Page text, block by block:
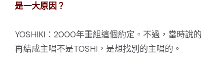
是一大原因？
YOSHIKI：2000年重組這個約定。不過，當時說的
再結成主唱不是TOSHI，是想找別的主唱的。